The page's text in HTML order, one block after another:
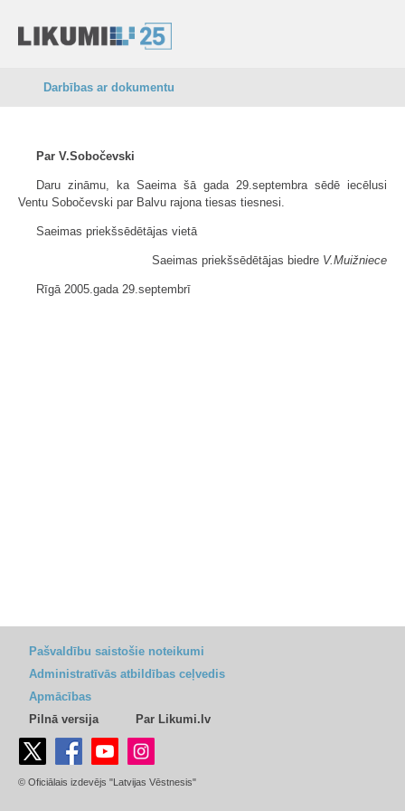
Darbības ar dokumentu
Par V.Sobočevski
Daru zināmu, ka Saeima šā gada 29.septembra sēdē iecēlusi
Ventu Sobočevski par Balvu rajona tiesas tiesnesi.
Saeimas priekšsēdētājas vietā
Saeimas priekšsēdētājas biedre V.Muižniece
Rīgā 2005.gada 29.septembrī
Pašvaldību saistošie noteikumi
Administratīvās atbildības ceļvedis
Apmācības
Pilnā versija
Par Likumi.lv
© Oficiālais izdevējs "Latvijas Vēstnesis"